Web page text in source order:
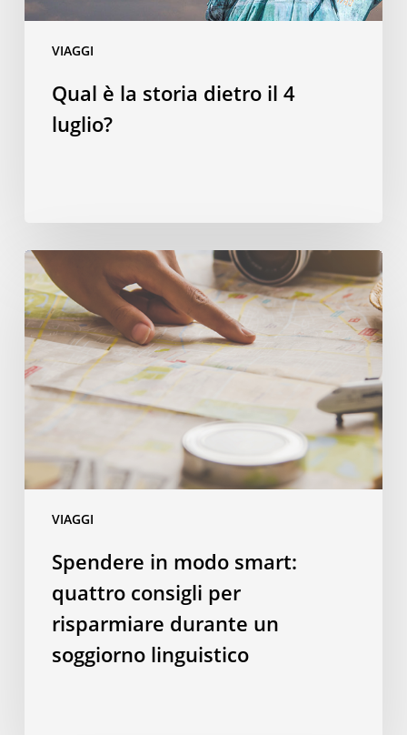
VIAGGI
Qual è la storia dietro il 4
luglio?
VIAGGI
Spendere
in
modo
smart:
quattro
consigli
per
linguistico
Spendere in modo smart:
quattro consigli per
risparmiare durante un
soggiorno linguistico